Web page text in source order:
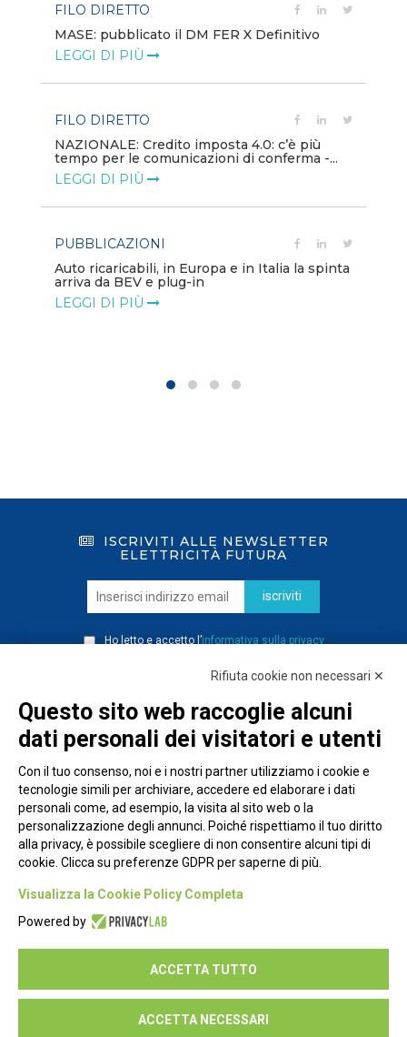
FILO DIRETTO
MASE: pubblicato il DM FER X Definitivo
LEGGI DI PIÙ
FILO DIRETTO
NAZIONALE: Credito imposta 4.0: c’è più
tempo per le comunicazioni di conferma -...
LEGGI DI PIÙ
PUBBLICAZIONI
Auto ricaricabili, in Europa e in Italia la spinta
arriva da BEV e plug-in
LEGGI DI PIÙ
ISCRIVITI ALLE NEWSLETTER
ELETTRICITÀ FUTURA
iscriviti
Ho letto e accetto l’informativa sulla privacy
Piazza Alessandria, 24 - 00198 Roma
Privacy Policy
Seguici su:
Rifiuta cookie non necessari ✕
Questo sito web raccoglie alcuni
dati personali dei visitatori e utenti
Con il tuo consenso, noi e i nostri partner utilizziamo i cookie e
tecnologie simili per archiviare, accedere ed elaborare i dati
personali come, ad esempio, la visita al sito web o la
personalizzazione degli annunci. Poiché rispettiamo il tuo diritto
alla privacy, è possibile scegliere di non consentire alcuni tipi di
cookie. Clicca su preferenze GDPR per saperne di più.
Visualizza la Cookie Policy Completa
Powered by
ACCETTA TUTTO
ACCETTA NECESSARI